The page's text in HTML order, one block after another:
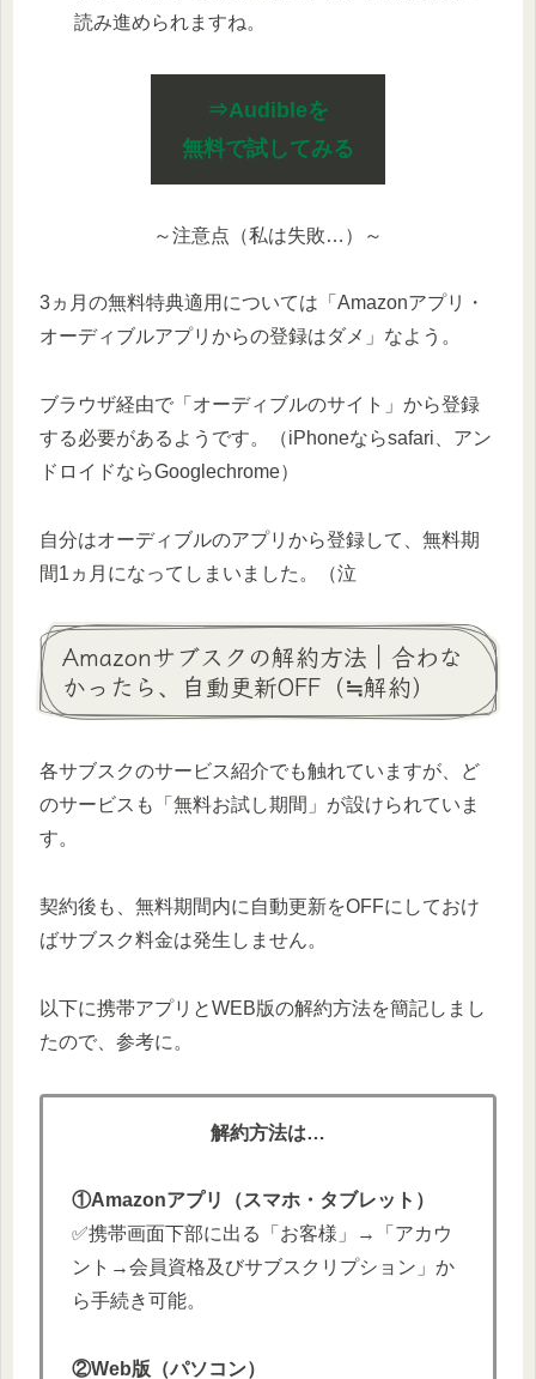
読み進められますね。
⇒Audibleを
無料で試してみる
～注意点（私は失敗…）～
3ヵ月の無料特典適用については「Amazonアプリ・
オーディブルアプリからの登録はダメ」なよう。
ブラウザ経由で「オーディブルのサイト」から登録
する必要があるようです。（iPhoneならsafari、アン
ドロイドならGooglechrome）
自分はオーディブルのアプリから登録して、無料期
間1ヵ月になってしまいました。（泣
Amazonサブスクの解約方法｜合わな
かったら、自動更新OFF（≒解約）
各サブスクのサービス紹介でも触れていますが、ど
のサービスも「無料お試し期間」が設けられていま
す。
契約後も、無料期間内に自動更新をOFFにしておけ
ばサブスク料金は発生しません。
以下に携帯アプリとWEB版の解約方法を簡記しまし
たので、参考に。
解約方法は…
①Amazonアプリ（スマホ・タブレット）
✅携帯画面下部に出る「お客様」→「アカウ
ント→会員資格及びサブスクリプション」か
ら手続き可能。
②Web版（パソコン）